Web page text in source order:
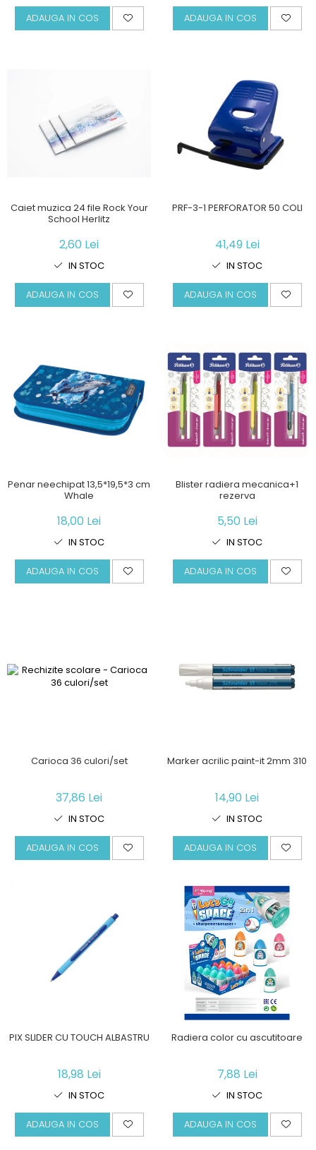
ADAUGA IN COS ADAUGA IN COS
Caiet muzica 24 file Rock Your
School Herlitz
2,60 Lei
IN STOC
ADAUGA IN COS
PRF-3-1 PERFORATOR 50 COLI
41,49 Lei
IN STOC
ADAUGA IN COS
Penar neechipat 13,5*19,5*3 cm
Whale
18,00 Lei
IN STOC
ADAUGA IN COS
Blister radiera mecanica+1
rezerva
5,50 Lei
IN STOC
ADAUGA IN COS
Carioca 36 culori/set
37,86 Lei
IN STOC
ADAUGA IN COS
Marker acrilic paint-it 2mm 310
14,90 Lei
IN STOC
ADAUGA IN COS
PIX SLIDER CU TOUCH ALBASTRU
18,98 Lei
IN STOC
ADAUGA IN COS
Radiera color cu ascutitoare
7,88 Lei
IN STOC
ADAUGA IN COS